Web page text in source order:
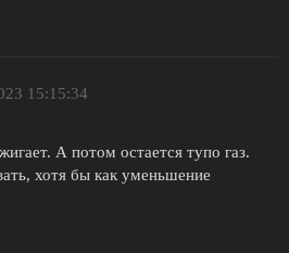
15:15:34
А потом остается тупо газ.
хотя бы как уменьшение